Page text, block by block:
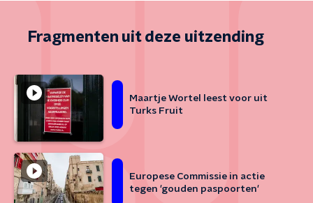
Fragmenten uit deze uitzending
Maartje Wortel leest voor uit
Turks Fruit
Europese Commissie in actie
tegen 'gouden paspoorten'